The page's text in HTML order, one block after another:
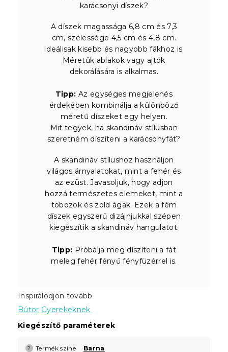
karácsonyi díszek?
A díszek magassága 6,8 cm és 7,3
cm, szélessége 4,5 cm és 4,8 cm.
Ideálisak kisebb és nagyobb fákhoz is.
Méretük ablakok vagy ajtók
dekorálására is alkalmas.
Tipp: Az egységes megjelenés
érdekében kombinálja a különböző
méretű díszeket egy helyen.
Mit tegyek, ha skandináv stílusban
szeretném díszíteni a karácsonyfát?
A skandináv stílushoz használjon
világos árnyalatokat, mint a fehér és
az ezüst. Javasoljuk, hogy adjon
hozzá természetes elemeket, mint a
tobozok és zöld ágak. Ezek a fém
díszek egyszerű dizájnjukkal szépen
kiegészítik a skandináv hangulatot.
Tipp: Próbálja meg díszíteni a fát
meleg fehér fényű fényfüzérrel is.
Inspirálódjon tovább
Bútor Gyerekeknek
Kiegészítő paraméterek
? Termék színe Barna